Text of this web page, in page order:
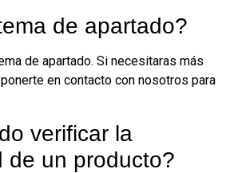
de apartado?
de apartado. Si necesitaras más
en contacto con nosotros para
verificar la
de un producto?